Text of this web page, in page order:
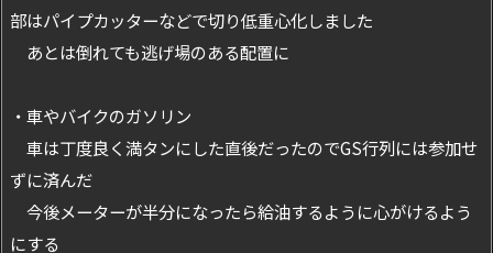
部はパイプカッターなどで切り低重心化しました
あとは倒れても逃げ場のある配置に
・車やバイクのガソリン
車は丁度良く満タンにした直後だったのでGS行列には参加せ
ずに済んだ
今後メーターが半分になったら給油するように心がけるよう
にする